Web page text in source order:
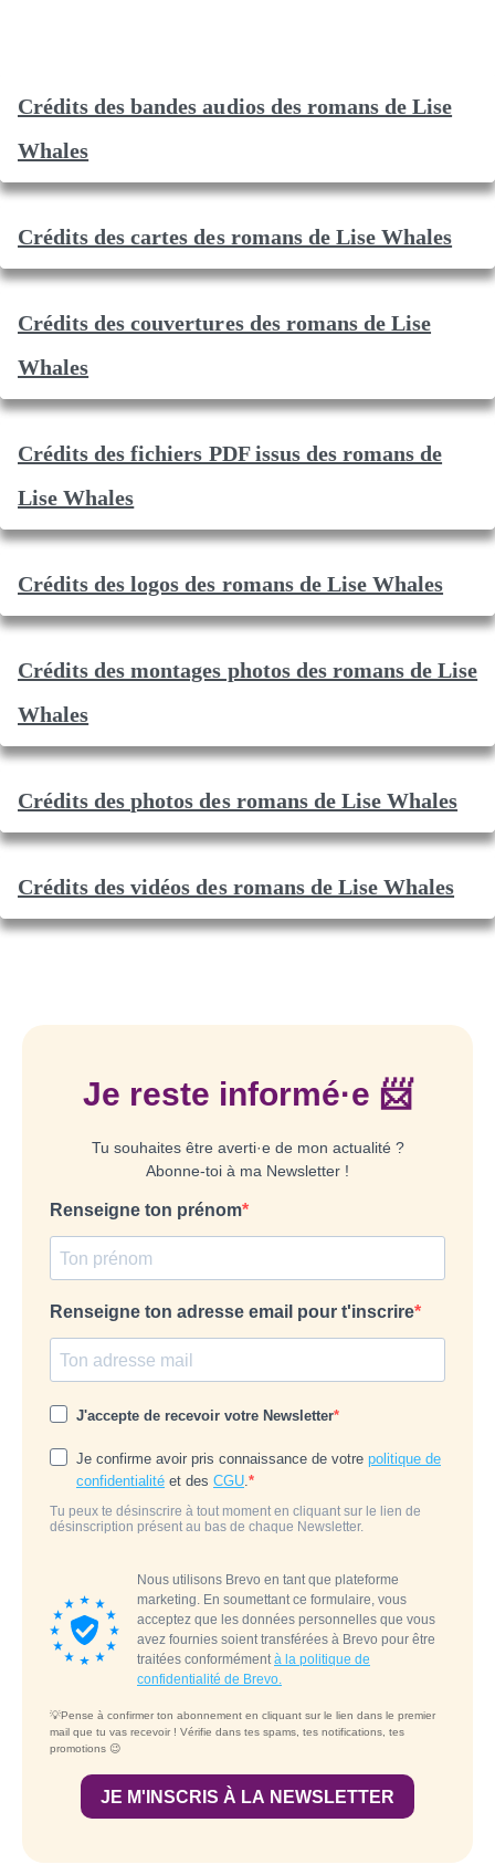
Crédits des bandes audios des romans de Lise
Whales
Crédits des cartes des romans de Lise Whales
Crédits des couvertures des romans de Lise
Whales
Crédits des fichiers PDF issus des romans de
Lise Whales
Crédits des logos des romans de Lise Whales
Crédits des montages photos des romans de Lise
Whales
Crédits des photos des romans de Lise Whales
Crédits des vidéos des romans de Lise Whales